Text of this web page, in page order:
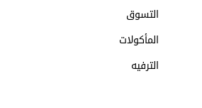
التسوق
المأكولات
الترفيه